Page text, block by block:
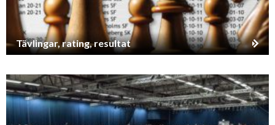
Tävlingar, rating, resultat